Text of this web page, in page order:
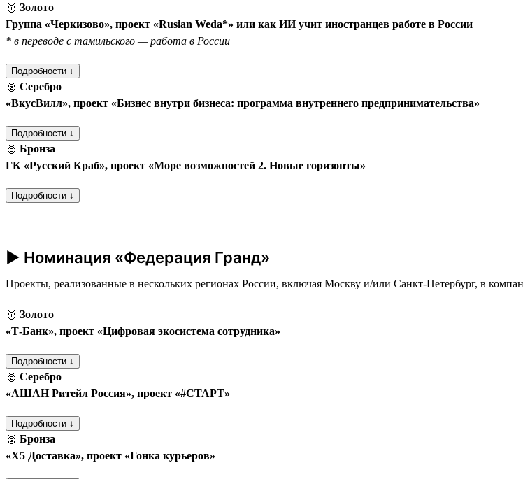
🥇 Золото
Группа «Черкизово», проект «Rusian Weda*» или как ИИ учит иностранцев работе в России
* в переводе с тамильского — работа в России
Подробности ↓
🥈 Серебро
«ВкусВилл», проект «Бизнес внутри бизнеса: программа внутреннего предпринимательства»
Подробности ↓
🥉 Бронза
ГК «Русский Краб», проект «Море возможностей 2. Новые горизонты»
Подробности ↓
► Номинация «Федерация Гранд»
Проекты, реализованные в нескольких регионах России, включая Москву и/или Санкт-Петербург, в
🥇 Золото
«Т‑Банк», проект «Цифровая экосистема сотрудника»
Подробности ↓
🥈 Серебро
«АШАН Ритейл Россия», проект «#СТАРТ»
Подробности ↓
🥉 Бронза
«Х5 Доставка», проект «Гонка курьеров»